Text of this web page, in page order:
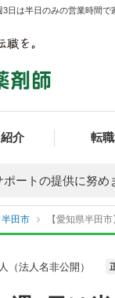
日は半日のみの営業時間
介 転
ートの提供に努め
半田市 【愛知県半田
（法人名非公開）